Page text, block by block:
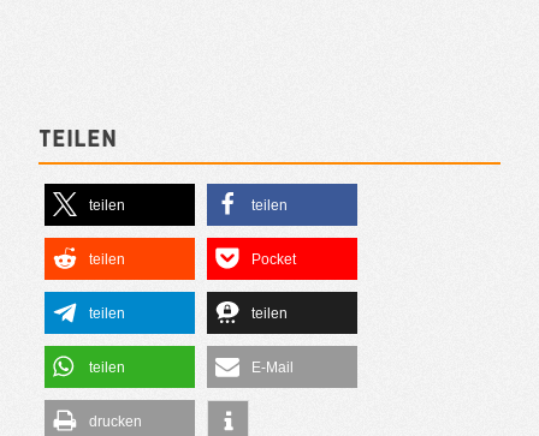
Teilen
teilen teilen
teilen Pocket
teilen teilen
teilen E-Mail
drucken